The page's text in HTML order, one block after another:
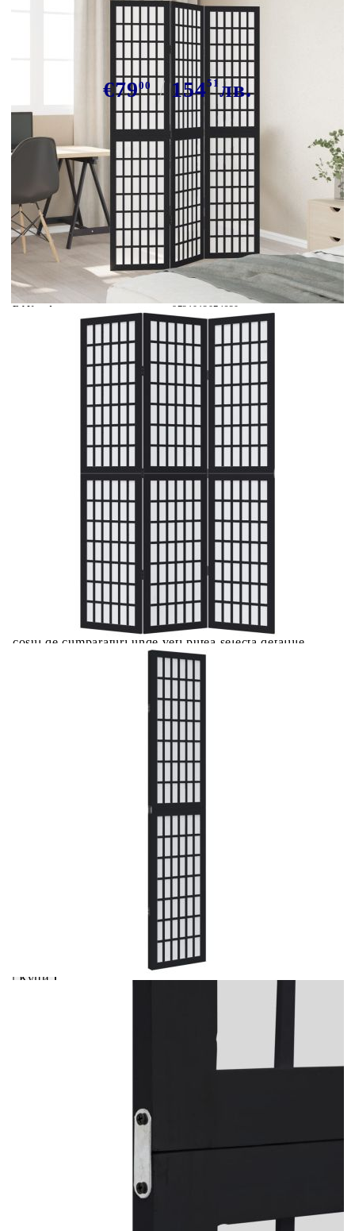
Разделител за стая, 3 панела,
черен, дърво пауловния масив
€7900 15451лв.
В наличност: 36 бр.
Време за доставка: 5 до 9 дни
Безплатна доставка до адрес при плащане по банков път
Цвят:
EAN code:
8721012074620
Материал на рамката:
Масивно дърво от пауловния
16 мм
Размери в разгънато състояние:
105-110 x 180 см (Ш x В)
Размери на панела (всеки):
40 x 180 см (Ш x В)
Купи на изплащане
Credit calculator
Разделител за стая, 3 панела, черен, дърво пауловния
Цена на продукта: €79.00
Extraction of information from credit institutions
Добавете продукта в количката си с бутона "Добави в
количката" и при поръчка ще можете да изберете броя
Acest tabel are caracter informativ. Adăugați produsul în
coșul de cumpărături unde veți putea selecta detaliile
Добавете продукта в количката си с бутона "Добави в
количката" и при поръчка ще можете да изберете броя
Предоставената таблица е с информационна цел.
Добавете продукта в количката си с бутона "Добави в
Предоставената таблица е с информационна цел.
Добавете продукта в количката си с бутона "Добави в
количката" и при поръчка ще можете да изберете броя
Предоставената таблица е с информационна цел.
Добавете продукта в количката си с бутона "Добави в
количката" и при поръчка ще можете да изберете броя
Когато плащате с NewPay, всъщност NewPay плаща
поръчката Ви вместо Вас. Вие я получавате и
разполагате с три начина да я платите към тях:
Отложено до 30 дни от момента на изпращане на
поръчката без оскъпяване. За покупки на стойност до
разделя на 3 равни месечни вноски без оскъпяване. За
покупки на стойност до 1000 лв. / €511.31
разпределя в 6 равни месечни вноски с оскъпяване. За